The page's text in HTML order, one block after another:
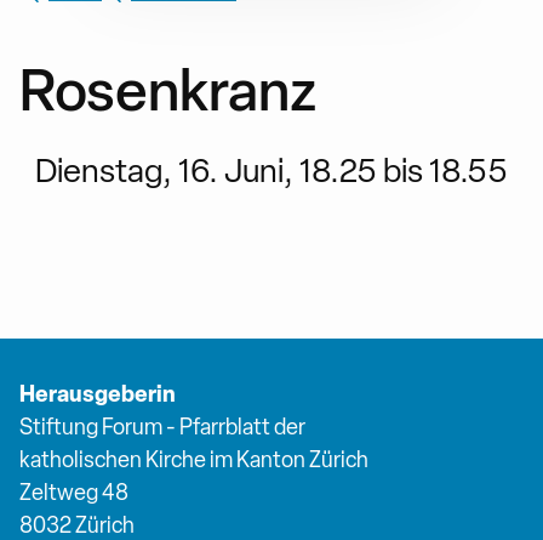
Rosenkranz
Dienstag, 16. Juni, 18.25 bis 18.55
Herausgeberin
Stiftung Forum - Pfarrblatt der
katholischen Kirche im Kanton Zürich
Zeltweg 48
8032 Zürich